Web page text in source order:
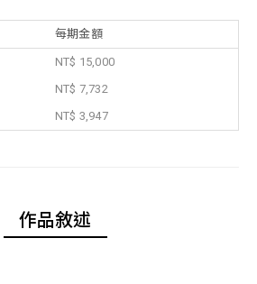
每期金額
NT$ 15,000
NT$ 7,732
NT$ 3,947
作品敘述